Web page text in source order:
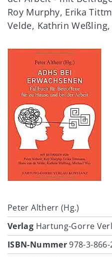
Roy Murphy, Erika
Velde, Kathrin
Image
Peter Altherr (Hg.)
Verlag Hartung-Gorre
ISBN-Nummer978-3-